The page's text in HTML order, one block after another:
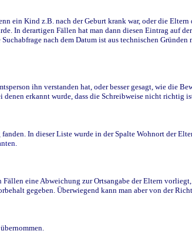
ein Kind z.B. nach der Geburt krank war, oder die
In derartigen Fällen hat man dann diesen Eintrag auf
nach dem Datum ist aus technischen
ihn verstanden hat, oder besser gesagt, wie die
erkannt wurde, dass die Schreibweise nicht richtig
In dieser Liste wurde in der Spalte Wohnort der
eine Abweichung zur Ortsangabe der Eltern
gegeben. Überwiegend kann man aber von der